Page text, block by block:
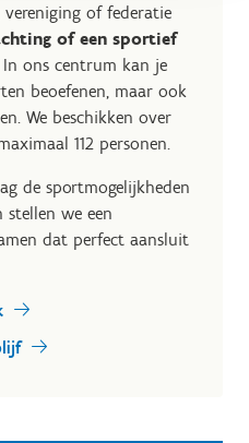
of federatie
of een sportief
In ons centrum kan je
beoefenen, maar ook
We beschikken over
112 personen.
de sportmogelijkheden
we een
dat perfect aansluit